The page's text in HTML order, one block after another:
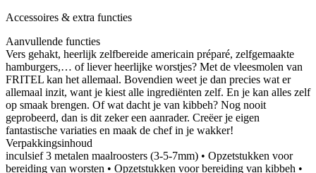
Accessoires & extra functies
Aanvullende functies
Vers gehakt, heerlijk zelfbereide americain préparé, zelfgemaakte
hamburgers,… of liever heerlijke worstjes? Met de vleesmolen van
FRITEL kan het allemaal. Bovendien weet je dan precies wat er
allemaal inzit, want je kiest alle ingrediënten zelf. En je kan alles zelf
op smaak brengen. Of wat dacht je van kibbeh? Nog nooit
geprobeerd, dan is dit zeker een aanrader. Creëer je eigen
fantastische variaties en maak de chef in je wakker!
Verpakkingsinhoud
inculsief 3 metalen maalroosters (3-5-7mm) • Opzetstukken voor
bereiding van worsten • Opzetstukken voor bereiding van kibbeh •